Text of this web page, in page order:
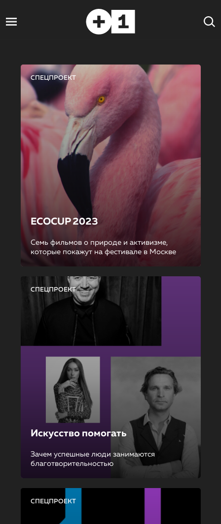
СПЕЦПРОЕКТ
ECOCUP 2023
Семь фильмов о природе и активизме,
которые покажут на фестивале в Москве
СПЕЦПРОЕКТ
Искусство помогать
Зачем успешные люди занимаются
благотворительностью
СПЕЦПРОЕКТ